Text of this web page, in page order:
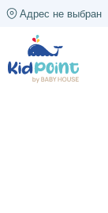
Адрес не выбран